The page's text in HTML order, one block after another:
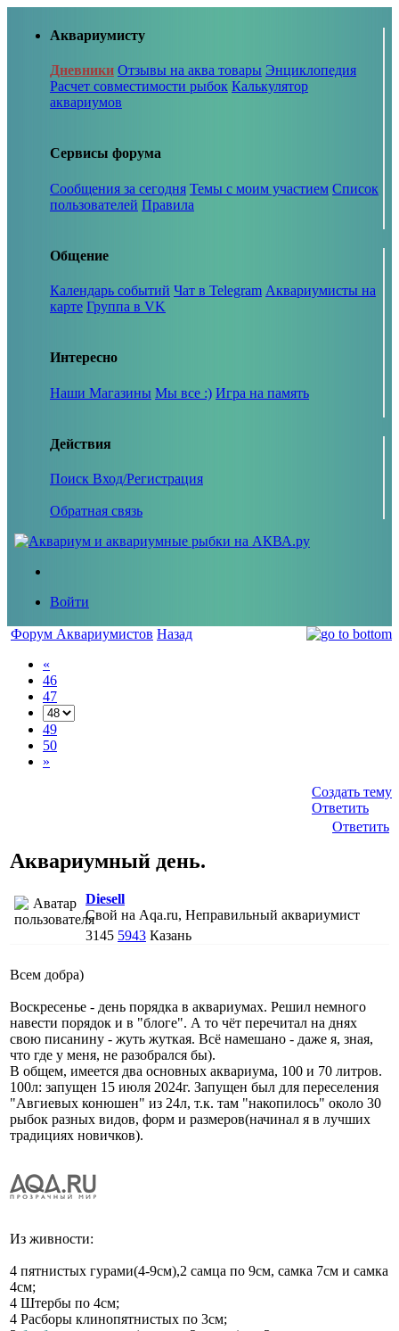
Аквариумисту
Дневники Отзывы на аква товары Энциклопедия
Расчет совместимости рыбок Калькулятор
аквариумов
Сервисы форума
Сообщения за сегодня Темы с моим участием Список
пользователей Правила
Общение
Календарь событий Чат в Telegram Аквариумисты на
карте Группа в VK
Интересно
Наши Магазины Мы все :) Игра на память
Действия
Поиск Вход/Регистрация
Обратная связь
Войти
Форум Аквариумистов Назад
«
46
47
49
50
»
Создать тему
Ответить
Ответить
Аквариумный день.
Diesell
Свой на Aqa.ru, Неправильный аквариумист
3145 5943 Казань
Всем добра)
Воскресенье - день порядка в аквариумах. Решил немного
навести порядок и в "блоге". А то чёт перечитал на днях
свою писанину - жуть жуткая. Всё намешано - даже я, зная,
что где у меня, не разобрался бы).
В общем, имеется два основных аквариума, 100 и 70 литров.
100л: запущен 15 июля 2024г. Запущен был для переселения
"Авгиевых конюшен" из 24л, т.к. там "накопилось" около 30
рыбок разных видов, форм и размеров(начинал я в лучших
традициях новичков).
Из живности:
4 пятнистых гурами(4-9см),2 самца по 9см, самка 7см и самка
4см;
4 Штербы по 4см;
4 Расборы клинопятнистых по 3см;